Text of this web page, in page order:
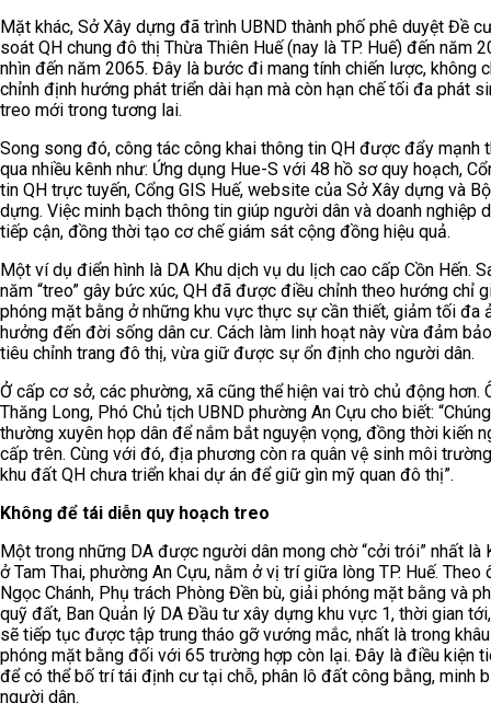
Mặt khác, Sở Xây dựng đã trình UBND thành phố phê duyệt Đề
soát QH chung đô thị Thừa Thiên Huế (nay là TP. Huế) đến năm
nhìn đến năm 2065. Đây là bước đi mang tính chiến lược, không
chỉnh định hướng phát triển dài hạn mà còn hạn chế tối đa phát
treo mới trong tương lai.
Song song đó, công tác công khai thông tin QH được đẩy mạnh
qua nhiều kênh như: Ứng dụng Hue-S với 48 hồ sơ quy hoạch,
tin QH trực tuyến, Cổng GIS Huế, website của Sở Xây dựng và
dựng. Việc minh bạch thông tin giúp người dân và doanh nghiệp
tiếp cận, đồng thời tạo cơ chế giám sát cộng đồng hiệu quả.
Một ví dụ điển hình là DA Khu dịch vụ du lịch cao cấp Cồn Hến.
năm “treo” gây bức xúc, QH đã được điều chỉnh theo hướng chỉ
phóng mặt bằng ở những khu vực thực sự cần thiết, giảm tối đa
hưởng đến đời sống dân cư. Cách làm linh hoạt này vừa đảm
tiêu chỉnh trang đô thị, vừa giữ được sự ổn định cho người dân.
Ở cấp cơ sở, các phường, xã cũng thể hiện vai trò chủ động hơn.
Thăng Long, Phó Chủ tịch UBND phường An Cựu cho biết:
thường xuyên họp dân để nắm bắt nguyện vọng, đồng thời kiến
cấp trên. Cùng với đó, địa phương còn ra quân vệ sinh môi
khu đất QH chưa triển khai dự án để giữ gìn mỹ quan đô thị”.
Không để tái diễn quy hoạch treo
Một trong những DA được người dân mong chờ “cởi trói” nhất là
ở Tam Thai, phường An Cựu, nằm ở vị trí giữa lòng TP. Huế. Theo
Ngọc Chánh, Phụ trách Phòng Đền bù, giải phóng mặt bằng và
quỹ đất, Ban Quản lý DA Đầu tư xây dựng khu vực 1, thời gian
sẽ tiếp tục được tập trung tháo gỡ vướng mắc, nhất là trong
phóng mặt bằng đối với 65 trường hợp còn lại. Đây là điều kiện
để có thể bố trí tái định cư tại chỗ, phân lô đất công bằng, minh
người dân.